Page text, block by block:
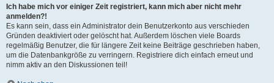
Ich habe mich vor einiger Zeit registriert, kann mich aber nicht mehr
anmelden?!
Es kann sein, dass ein Administrator dein Benutzerkonto aus verschieden
Gründen deaktiviert oder gelöscht hat. Außerdem löschen viele Boards
regelmäßig Benutzer, die für längere Zeit keine Beiträge geschrieben haben,
um die Datenbankgröße zu verringern. Registriere dich einfach erneut und
nimm aktiv an den Diskussionen teil!